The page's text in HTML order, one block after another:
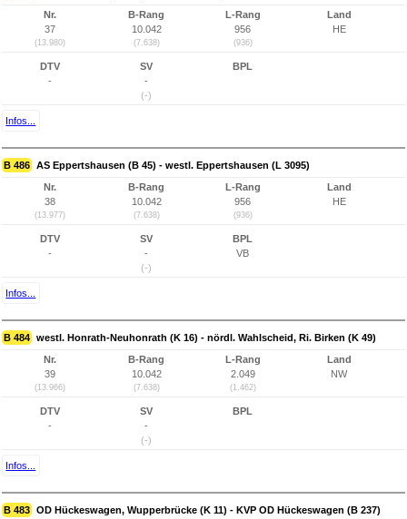
Nr.
37
(13.980)
B-Rang
10.042
(7.638)
L-Rang
956
(936)
Land
HE
DTV
-
SV
-
(-)
BPL
Infos...
B 486 AS Eppertshausen (B 45) - westl. Eppertshausen (L 3095)
Nr.
38
(13.977)
B-Rang
10.042
(7.638)
L-Rang
956
(936)
Land
HE
DTV
-
SV
-
(-)
BPL
VB
Infos...
B 484 westl. Honrath-Neuhonrath (K 16) - nördl. Wahlscheid, Ri. Birken (K 49)
Nr.
39
(13.966)
B-Rang
10.042
(7.638)
L-Rang
2.049
(1.462)
Land
NW
DTV
-
SV
-
(-)
BPL
Infos...
B 483 OD Hückeswagen, Wupperbrücke (K 11) - KVP OD Hückeswagen (B 237)